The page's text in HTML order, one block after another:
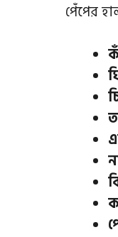
পেঁপের